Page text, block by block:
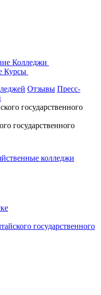
Колледжи
Курсы
Отзывы Пресс-
государственного
колледжи
государственного